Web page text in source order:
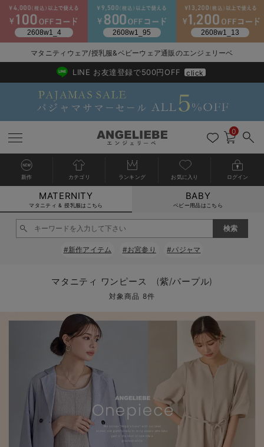
マタニティウェア全て
マタニティ ワンピース
マタニティ トップス
マタニティ アウター（コート）・ママコート
マタニティ 下着・インナー全て
授乳ブラ・マタニティブラ（マタニティインナー・産後用品）
マタニティ 授乳 キャミソール
産褥ショーツ
骨盤・マタニティベルト （妊娠中・産後）
産後 ガードル インナー
マタニティ 腹巻き
授乳服全て
マタニティ フォーマル全て
マタニティ スーツ
マタニティ ドレス（結婚式・お呼ばれ）
マタニティ フォーマル パンツ・ボトムス
授乳用品全て
妊婦用 抱き枕・授乳クッション
マタニティレッグウェア全て
マタニティストッキング・タイツ
マタニティ ボディケア全て
アウトレット全て
【アウトレット】ワンピース
【アウトレット】パジャマ
【アウトレット】インナー
【アウトレット】ベビー
特集全て
コットン素材
接触冷感素材
Tシャツブラ
ブラトップ
親子セット
再入荷全て
再入荷｜インナー
戻る
送料無料アイテム全て
ワンピース
スカート
パジャマ
インナー
ベビー
戻る
ブラキャミ おまとめ
MAX55%OFF ブラック
戻る
【37周年祭セール】
【37周年祭セール】
戻る
気温差別オススメア
【15℃】3月下旬～
戻る
動きやすく着回しで
戻る
強撚スムース(コスパ
戻る
マタニティウェア
【おまとめ割】パジ
戻る
こだわりの履き心地
カジュアル
オフィス
戻る
ジャケット派
きれいめ美脚パンツ派
ツィード派
王道シンプル派
セットアップ派
戻る
出産準備応援割全て
マタニティパジャマ
戻る
【オフィスカジュア
戻る
レギンスタイプ
戻る
【フォーマル】ワン
戻る
【ベビー】長袖
戻る
ハンカチ
短肌着
セット
戻る
快適ウェア10%OFF
快適ウェア10%OFF
戻る
春のマタニティワン
セットアップ・ レイ
ジャンパースカート/
ワーク・オフィス
カジュアル
フォーマル / オケー
あったかアイテム｜
戻る
Gift Selection 出産
〜3,000円（税込）
10,001円（税込）〜
女の子におススメの
男の子におススメの
もらって嬉しいギフト
かわいくておもしろ
戻る
冬の冷え対策インナ
薄くてあったか
保温&リカバリー
レギンス・タイツ
カップ付きインナー
あったか度◎
裏起毛素材
戻る
入院準備の持ち物チ
入院してすぐ使うグ
戻る
冬のあったか特集全て
【冬のあったか特集
【冬のあったか特集
マタニティウェア/授乳服&ベビーウェア通販のエンジェリーベ
2026/NewArrival
送料495円(一部地域を除く) 7,700円以上で送料無料
LINE お友達登録で500円OFF click
0
新作 カテゴリ ランキング お気に入り ログイン
MATERNITY
マタニティ & 授乳服はこちら
BABY
ベビー用品はこちら
#新作アイテム #お宮参り #パジャマ
マタニティ ワンピース (紫/パープル)
対象商品 8件
カートに入れる
閉じる